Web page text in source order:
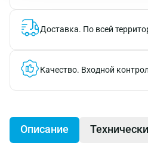
Доставка. По всей
Качество. Входной
Описание